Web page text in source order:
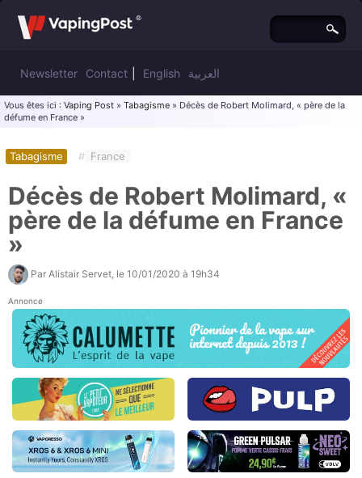
Newsletter Contact English العربية
Vous êtes ici : Vaping Post » Tabagisme » Décès de Robert Molimard, « père de la
défume en France »
Tabagisme # France
Décès de Robert Molimard, «
père de la défume en France
»
Par Alistair Servet , le 10/01/2020 à 19h34
Annonce